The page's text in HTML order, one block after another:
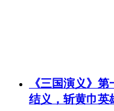
《三国演义》
结义，斩黄巾英